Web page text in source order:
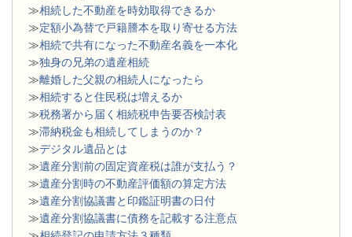
≫相続した不動産を時効取得できるか
≫定額小為替で戸籍謄本を取り寄せる方法
≫相続で共有になった不動産名義を一本化
≫独身の兄弟の遺産相続
≫離婚した父親の相続人になったら
≫相続すると住民税は増えるか
≫税務署から届く相続税申告要否検討表
≫滞納税金も相続してしまうのか？
≫デジタル遺品とは
≫遺産分割前の固定資産税は誰が支払う？
≫遺産分割時の不動産評価額の算定方法
≫遺産分割協議書と印鑑証明書の日付
≫遺産分割協議書に債務を記載する注意点